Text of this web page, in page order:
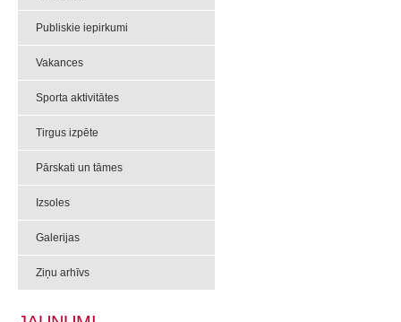
Publiskie iepirkumi
Vakances
Sporta aktivitātes
Tirgus izpēte
Pārskati un tāmes
Izsoles
Galerijas
Ziņu arhīvs